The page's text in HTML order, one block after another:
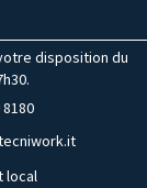
disposition du
local